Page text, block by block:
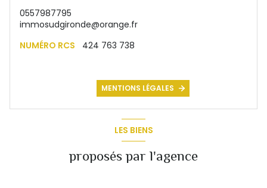
0557987795
immosudgironde@orange.fr
NUMÉRO RCS
424 763 738
MENTIONS LÉGALES
LES BIENS
proposés par l'agence